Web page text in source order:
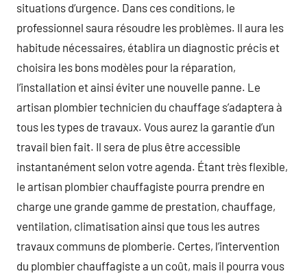
situations d’urgence. Dans ces conditions, le
professionnel saura résoudre les problèmes. Il aura les
habitude nécessaires, établira un diagnostic précis et
choisira les bons modèles pour la réparation,
l’installation et ainsi éviter une nouvelle panne. Le
artisan plombier technicien du chauffage s’adaptera à
tous les types de travaux. Vous aurez la garantie d’un
travail bien fait. Il sera de plus être accessible
instantanément selon votre agenda. Étant très flexible,
le artisan plombier chauffagiste pourra prendre en
charge une grande gamme de prestation, chauffage,
ventilation, climatisation ainsi que tous les autres
travaux communs de plomberie. Certes, l’intervention
du plombier chauffagiste a un coût, mais il pourra vous